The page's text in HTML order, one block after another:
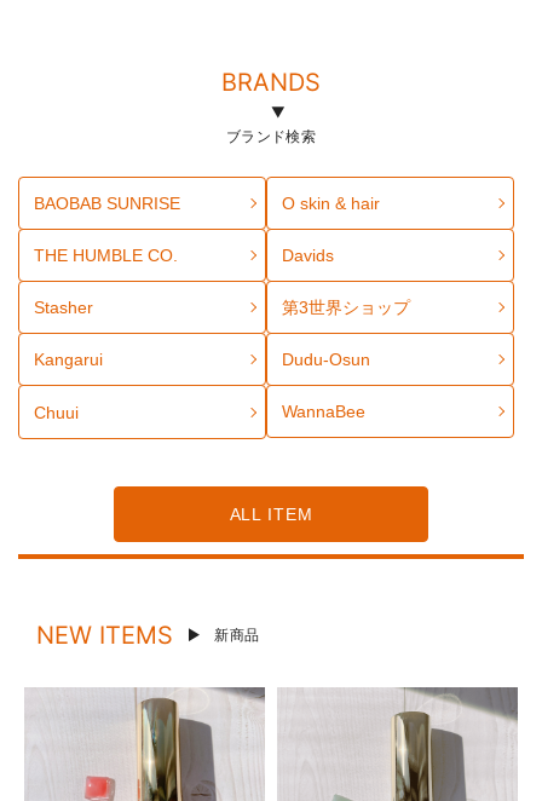
BRANDS
ブランド検索
BAOBAB SUNRISE O skin & hair
THE HUMBLE CO. Davids
Stasher 第3世界ショップ
Kangarui Dudu-Osun
Chuui WannaBee
ALL ITEM
NEW ITEMS 新商品